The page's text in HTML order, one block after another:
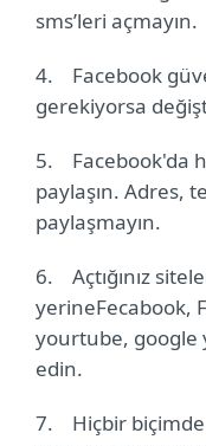
sms’leri açmayın.
4.
Facebook
gerekiyorsa
5.
Facebook'da
paylaşın. Adres,
paylaşmayın.
6.
Açtığınız
yerineFecabook,
yourtube, google
edin.
7.
Hiçbir